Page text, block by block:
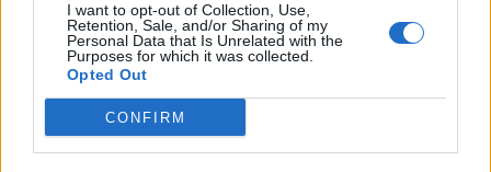
I want to opt-out of Collection, Use,
Retention, Sale, and/or Sharing of my
Personal Data that Is Unrelated with the
Purposes for which it was collected.
Opted Out
CONFIRM